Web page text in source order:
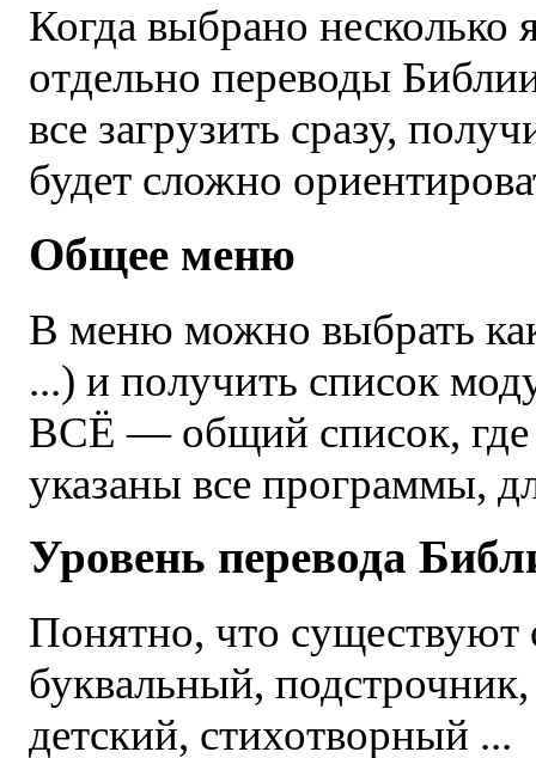
Когда выбрано
отдельно переводы
все загрузить сразу,
будет сложно
Общее меню
В меню можно выбрать
...) и получить список
ВСЁ — общий список, где
указаны все программы,
Уровень перевода
Понятно, что существуют
буквальный,
детский, стихотворный ...